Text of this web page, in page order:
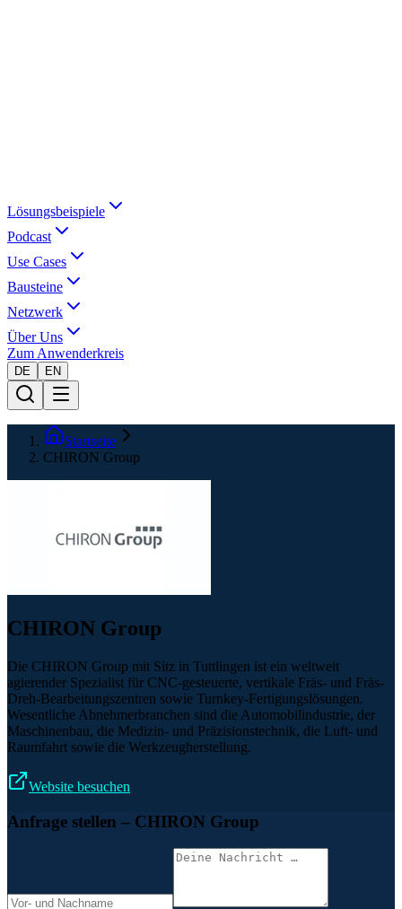
Lösungsbeispiele
Podcast
Use Cases
Bausteine
Netzwerk
Über Uns
Zum Anwenderkreis
DE EN
Startseite
CHIRON Group
CHIRON Group
Die CHIRON Group mit Sitz in Tuttlingen ist ein weltweit
agierender Spezialist für CNC-gesteuerte, vertikale Fräs- und Fräs-
Dreh-Bearbeitungszentren sowie Turnkey-Fertigungslösungen.
Wesentliche Abnehmerbranchen sind die Automobilindustrie, der
Maschinenbau, die Medizin- und Präzisionstechnik, die Luft- und
Raumfahrt sowie die Werkzeugherstellung.
Website besuchen
Anfrage stellen – CHIRON Group